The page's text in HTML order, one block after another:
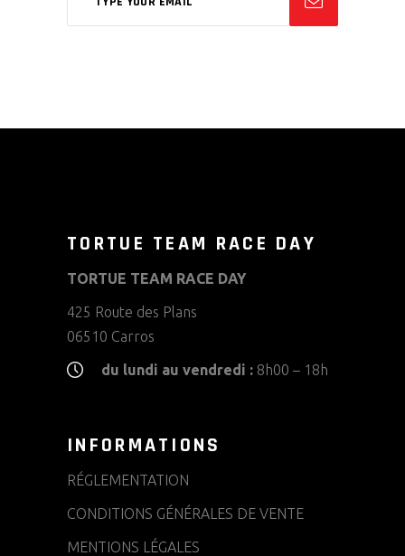
TORTUE TEAM RACE DAY
TORTUE TEAM RACE DAY
425 Route des Plans
06510 Carros
du lundi au vendredi : 8h00 – 18h
INFORMATIONS
RÉGLEMENTATION
CONDITIONS GÉNÉRALES DE VENTE
MENTIONS LÉGALES